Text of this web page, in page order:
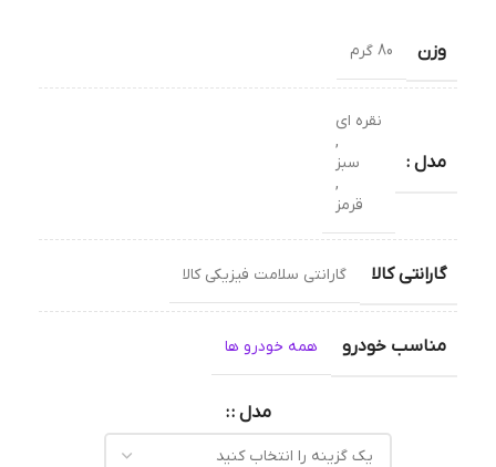
وزن 80 گرم
مدل :
نقره ای
,
سبز
,
قرمز
گارانتی کالا گارانتی سلامت فیزیکی کالا
مناسب خودرو همه خودرو ها
مدل :